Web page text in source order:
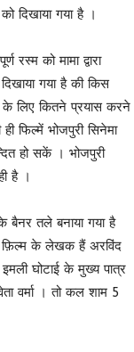
दिखाया गया है ।
रस्म को मामा द्वारा
गया है की किस
के लिए कितने प्रयास करने
फिल्में भोजपुरी सिनेमा
हो सकें । भोजपुरी
है ।
बैनर तले बनाया गया है
। फ़िल्म के लेखक हैं अरविंद
घोटाई के मुख्य पात्र
वर्मा । तो कल शाम 5